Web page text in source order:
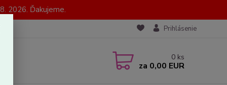
2026. Ďakujeme.
Prihlásenie
0 ks
za 0,00 EUR